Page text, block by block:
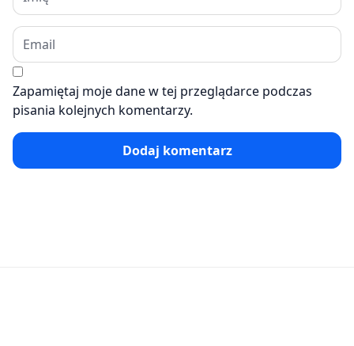
Zapamiętaj moje dane w tej przeglądarce podczas
pisania kolejnych komentarzy.
Dodaj komentarz